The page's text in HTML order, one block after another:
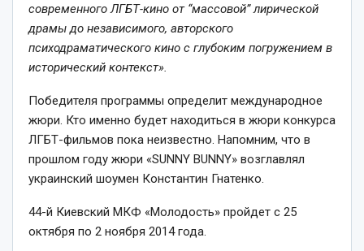
современного ЛГБТ-кино от “массовой” лирической
драмы до независимого, авторского
психодраматического кино с глубоким погружением в
исторический контекст».
Победителя программы определит международное
жюри. Кто именно будет находиться в жюри конкурса
ЛГБТ-фильмов пока неизвестно. Напомним, что в
прошлом году жюри «SUNNY BUNNY» возглавлял
украинский шоумен Константин Гнатенко.
44-й Киевский МКФ «Молодость» пройдет с 25
октября по 2 ноября 2014 года.